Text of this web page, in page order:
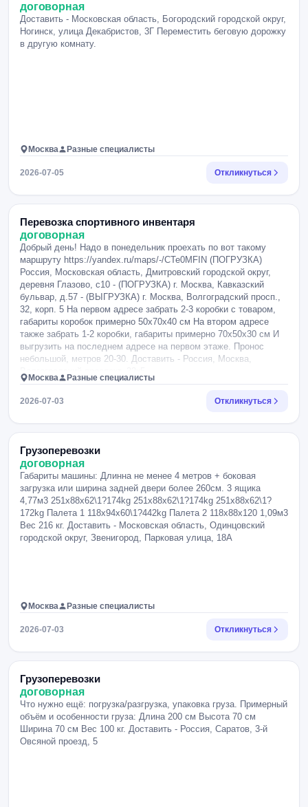
договорная
Доставить - Московская область, Богородский городской округ,
Ногинск, улица Декабристов, 3Г Переместить беговую дорожку
в другую комнату.
Москва Разные специалисты
2026-07-05 Откликнуться
Перевозка спортивного инвентаря
договорная
Добрый день! Надо в понедельник проехать по вот такому
маршруту https://yandex.ru/maps/-/CTe0MFIN (ПОГРУЗКА)
Россия, Московская область, Дмитровский городской округ,
деревня Глазово, с10 - (ПОГРУЗКА) г. Москва, Кавказский
бульвар, д.57 - (ВЫГРУЗКА) г. Москва, Волгоградский просп.,
32, корп. 5 На первом адресе забрать 2-3 коробки с товаром,
габариты коробок примерно 50х70х40 см На втором адресе
также забрать 1-2 коробки, габариты примерно 70х50х30 см И
выгрузить на последнем адресе на первом этаже. Пронос
небольшой, метров 20-30. Доставить - Россия, Москва,
Волгоградский проспект, 32к5
Москва Разные специалисты
2026-07-03 Откликнуться
Грузоперевозки
договорная
Габариты машины: Длинна не менее 4 метров + боковая
загрузка или ширина задней двери более 260см. 3 ящика
4,77м3 251x88x62\1?174kg 251x88x62\1?174kg 251x88x62\1?
172kg Палета 1 118x94x60\1?442kg Палета 2 118x88x120 1,09м3
Вес 216 кг. Доставить - Московская область, Одинцовский
городской округ, Звенигород, Парковая улица, 18А
Москва Разные специалисты
2026-07-03 Откликнуться
Грузоперевозки
договорная
Что нужно ещё: погрузка/разгрузка, упаковка груза. Примерный
объём и особенности груза: Длина 200 см Высота 70 см
Ширина 70 см Вес 100 кг. Доставить - Россия, Саратов, 3-й
Овсяной проезд, 5